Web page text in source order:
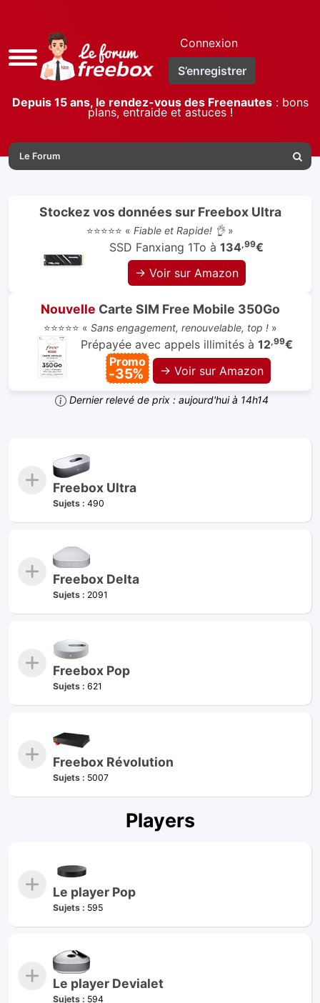
Accès
rapide
Connexion
S’enregistrer
Depuis 15 ans, le rendez-vous des Freenautes: bons
plans, entraide et astuces !
Le Forum
Stockez vos données sur Freebox Ultra
⭐⭐⭐⭐⭐ « Fiable et Rapide! 👌»
SSD Fanxiang 1To à 134,99€
→ Voir sur Amazon
Nouvelle Carte SIM Free Mobile 350Go
⭐⭐⭐⭐⭐ « Sans engagement, renouvelable, top !»
Prépayée avec appels illimités à 12,99€
Promo
-35% → Voir sur Amazon
Dernier relevé de prix : aujourd'hui à 14h14
Freebox Ultra
Sujets : 490
Freebox Delta
Sujets : 2091
Freebox Pop
Sujets : 621
Freebox Révolution
Sujets : 5007
Players
Le player Pop
Sujets : 595
Le player Devialet
Sujets : 594